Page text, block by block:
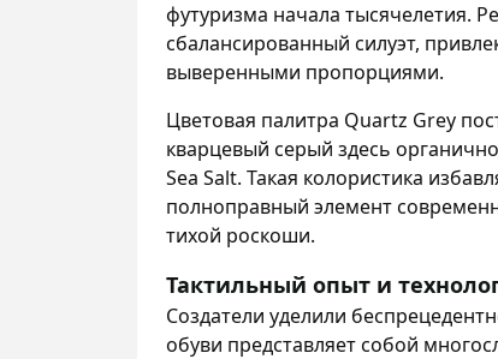
футуризма начала тысячелетия.
сбалансированный силуэт,
выверенными пропорциями.
Цветовая палитра Quartz Grey
кварцевый серый здесь
Sea Salt. Такая колористика
полноправный элемент
тихой роскоши.
Тактильный опыт и
Создатели уделили
обуви представляет собой